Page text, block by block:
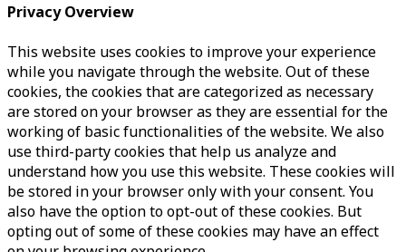
Privacy Overview
This website uses cookies to improve your experience
while you navigate through the website. Out of these
cookies, the cookies that are categorized as necessary
are stored on your browser as they are essential for the
working of basic functionalities of the website. We also
use third-party cookies that help us analyze and
understand how you use this website. These cookies will
be stored in your browser only with your consent. You
also have the option to opt-out of these cookies. But
opting out of some of these cookies may have an effect